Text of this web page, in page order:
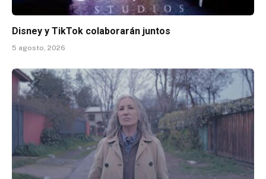
Disney y TikTok colaborarán juntos
5 agosto, 2026